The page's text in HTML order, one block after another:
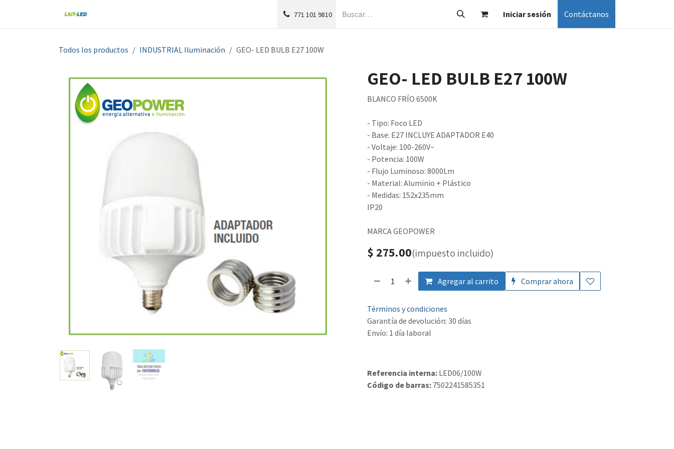
771 101 9810 Iniciar sesión Contáctanos
Todos los productos INDUSTRIAL Iluminación GEO- LED BULB E27 100W
GEO- LED BULB E27 100W
BLANCO FRÍO 6500K
- Tipo: Foco LED
- Base: E27 INCLUYE ADAPTADOR E40
- Voltaje: 100-260V~
- Potencia: 100W
- Flujo Luminoso: 8000Lm
- Material: Aluminio + Plástico
- Medidas: 152x235mm
IP20
MARCA GEOPOWER
$ 275.00(impuesto incluido)
Agregar al carrito Comprar ahora
Términos y condiciones
Garantía de devolución: 30 días
Envío: 1 día laboral
Referencia interna: LED06/100W
Código de barras: 7502241585351